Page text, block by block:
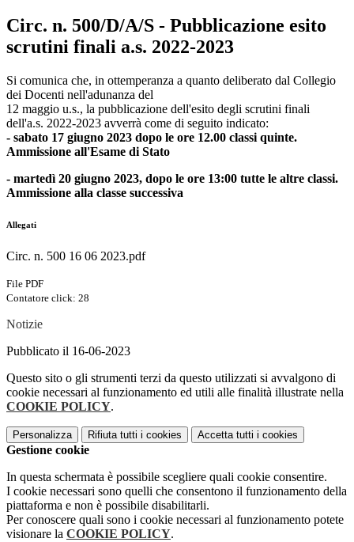
Circ. n. 500/D/A/S - Pubblicazione esito
scrutini finali a.s. 2022-2023
Si comunica che, in ottemperanza a quanto deliberato dal Collegio
dei Docenti nell'adunanza del
12 maggio u.s., la pubblicazione dell'esito degli scrutini finali
dell'a.s. 2022-2023 avverrà come di seguito indicato:
- sabato 17 giugno 2023 dopo le ore 12.00 classi quinte.
Ammissione all'Esame di Stato
- martedì 20 giugno 2023, dopo le ore 13:00 tutte le altre classi.
Ammissione alla classe successiva
Allegati
Circ. n. 500 16 06 2023.pdf
File PDF
Contatore click: 28
Notizie
Pubblicato il 16-06-2023
Questo sito o gli strumenti terzi da questo utilizzati si avvalgono di
cookie necessari al funzionamento ed utili alle finalità illustrate nella
COOKIE POLICY.
Personalizza Rifiuta tutti i cookies Accetta tutti i cookies
Gestione cookie
In questa schermata è possibile scegliere quali cookie consentire.
I cookie necessari sono quelli che consentono il funzionamento della
piattaforma e non è possibile disabilitarli.
Per conoscere quali sono i cookie necessari al funzionamento potete
visionare la COOKIE POLICY.